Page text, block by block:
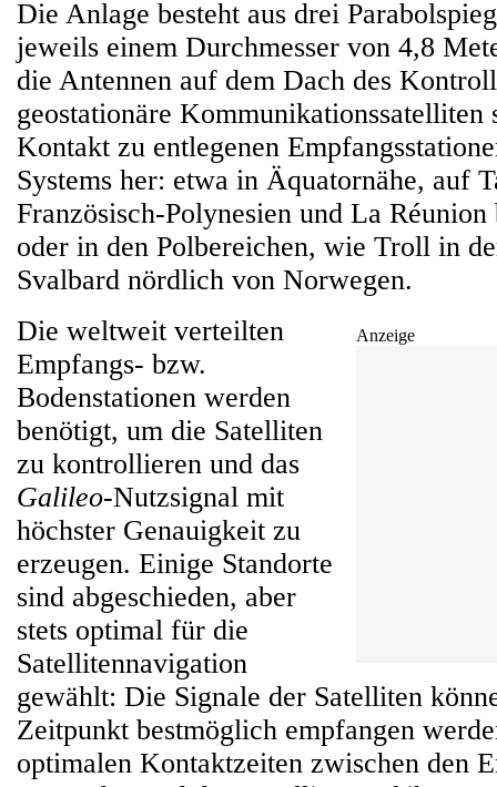
Die Anlage besteht aus drei
jeweils einem Durchmesser von 4,8
die Antennen auf dem Dach des
geostationäre Kommunikationssatelliten
Kontakt zu entlegenen
Systems her: etwa in Äquatornähe, auf
Französisch-Polynesien und La
oder in den Polbereichen, wie Troll in
Svalbard nördlich von Norwegen.
Anzeige
Die weltweit verteilten
Empfangs- bzw.
Bodenstationen werden
benötigt, um die Satelliten
zu kontrollieren und das
Galileo-Nutzsignal mit
höchster Genauigkeit zu
erzeugen. Einige Standorte
sind abgeschieden, aber
stets optimal für die
Satellitennavigation
gewählt: Die Signale der Satelliten
Zeitpunkt bestmöglich empfangen
optimalen Kontaktzeiten zwischen den